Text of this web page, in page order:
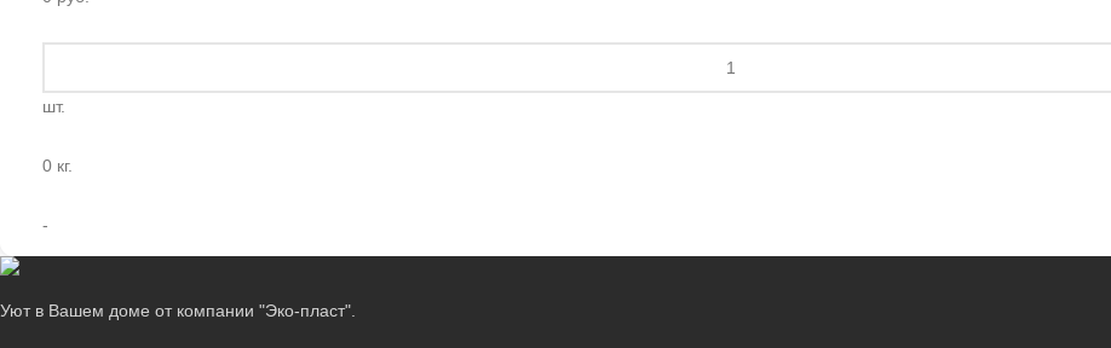
шт.
0 кг.
-
Уют в Вашем доме от компании "Эко-пласт".